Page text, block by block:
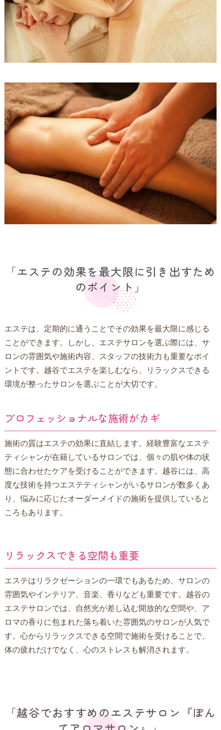
「エステの効果を最大限に引き出すため
のポイント」
エステは、定期的に通うことでその効果を最大限に感じる
ことができます。しかし、エステサロンを選ぶ際には、サ
ロンの雰囲気や施術内容、スタッフの技術力も重要なポイ
ントです。越谷でエステを楽しむなら、リラックスできる
環境が整ったサロンを選ぶことが大切です。
プロフェッショナルな施術がカギ
施術の質はエステの効果に直結します。経験豊富なエステ
ティシャンが在籍しているサロンでは、個々の肌や体の状
態に合わせたケアを受けることができます。越谷には、高
度な技術を持つエステティシャンがいるサロンが数多くあ
り、悩みに応じたオーダーメイドの施術を提供していると
ころもあります。
リラックスできる空間も重要
エステはリラクゼーションの一環でもあるため、サロンの
雰囲気やインテリア、音楽、香りなども重要です。越谷の
エステサロンでは、自然光が差し込む開放的な空間や、ア
ロマの香りに包まれた落ち着いた雰囲気のサロンが人気で
す。心からリラックスできる空間で施術を受けることで、
体の疲れだけでなく、心のストレスも解消されます。
「越谷でおすすめのエステサロン『ぽん